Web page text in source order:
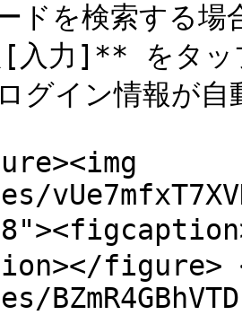
ドを検索する
力]** をタッ
グイン情報が自
figure>